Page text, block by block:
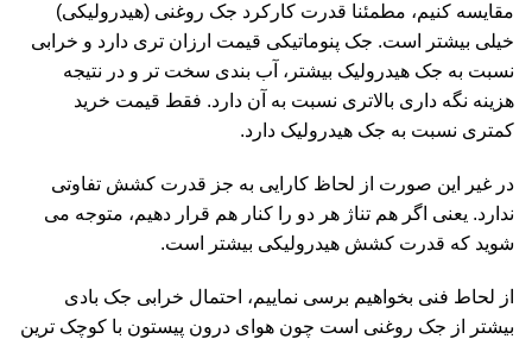
مقایسه کنیم، مطمئنا قدرت کارکرد جک روغنی (هیدرولیکی)
خیلی بیشتر است. جک پنوماتیکی قیمت ارزان تری دارد و خرابی
نسبت به جک هیدرولیک بیشتر، آب بندی سخت تر و در نتیجه
هزینه نگه داری بالاتری نسبت به آن دارد. فقط قیمت خرید
کمتری نسبت به جک هیدرولیک دارد.
در غیر این صورت از لحاظ کارایی به جز قدرت کشش تفاوتی
ندارد. یعنی اگر هم تناژ هر دو را کنار هم قرار دهیم، متوجه می
شوید که قدرت کشش هیدرولیکی بیشتر است.
از لحاط فنی بخواهیم برسی نماییم، احتمال خرابی جک بادی
بیشتر از جک روغنی است چون هوای درون پیستون با کوچک ترین